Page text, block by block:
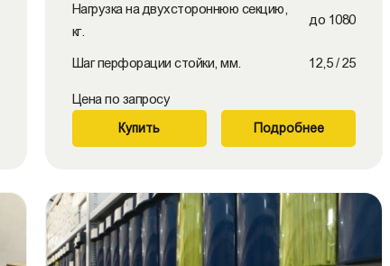
Нагрузка на двухстороннюю секцию,
кг.
до 1080
Шаг перфорации стойки, мм. 12,5 / 25
Цена по запросу
Купить Подробнее